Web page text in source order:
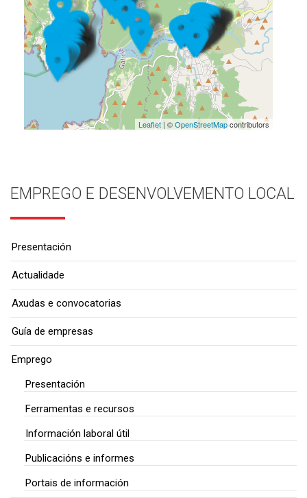
Leaflet| ©OpenStreetMapcontributors
EMPREGO E DESENVOLVEMENTO LOCAL
Presentación
Actualidade
Axudas e convocatorias
Guía de empresas
Emprego
Presentación
Ferramentas e recursos
Información laboral útil
Publicacións e informes
Portais de información